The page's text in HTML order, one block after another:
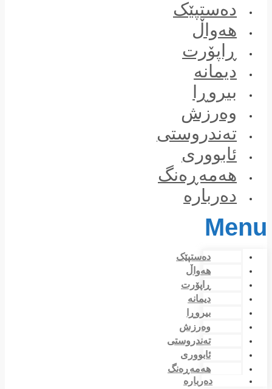
دەستپێک
هەواڵ
ڕاپۆرت
دیمانە
بیروڕا
وەرزش
تەندروستی
ئابووری
هەمەڕەنگ
دەربارە
Menu
دەستپێک
هەواڵ
ڕاپۆرت
دیمانە
بیروڕا
وەرزش
تەندروستی
ئابووری
هەمەڕەنگ
دەربارە